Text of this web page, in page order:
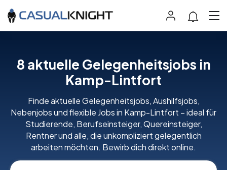
8 aktuelle Gelegenheitsjobs in
Kamp-Lintfort
Finde aktuelle Gelegenheitsjobs, Aushilfsjobs,
Nebenjobs und flexible Jobs in Kamp-Lintfort – ideal für
Studierende, Berufseinsteiger, Quereinsteiger,
Rentner und alle, die unkompliziert gelegentlich
arbeiten möchten. Bewirb dich direkt online.